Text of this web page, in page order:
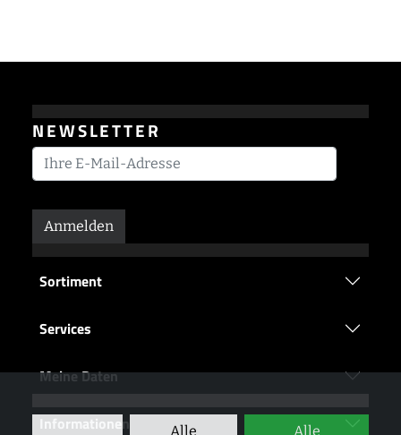
NEWSLETTER
Anmelden
Sortiment
Services
Meine Daten
Informationen Alle Alle